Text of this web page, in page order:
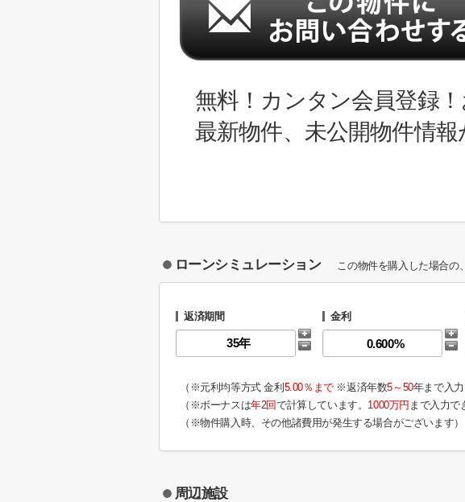
無料！カンタン会員登録！
最新物件、未公開物件情
ローンシミュレーション この物件を購入した場合の
返済期間 金利
（※元利均等方式 金利 5.00％まで※返済年数5～50年まで入力
（※ボーナスは年2回で計算しています。 1000万円 まで入力で
（※物件購入時、その他諸費用が発生する場合がございます）
周辺施設